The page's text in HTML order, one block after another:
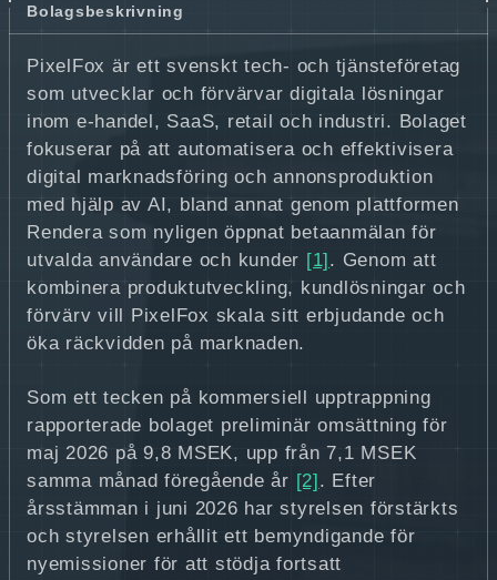
Bolagsbeskrivning
PixelFox är ett svenskt tech- och tjänsteföretag
som utvecklar och förvärvar digitala lösningar
inom e-handel, SaaS, retail och industri. Bolaget
fokuserar på att automatisera och effektivisera
digital marknadsföring och annonsproduktion
med hjälp av AI, bland annat genom plattformen
Rendera som nyligen öppnat betaanmälan för
utvalda användare och kunder [1] . Genom att
kombinera produktutveckling, kundlösningar och
förvärv vill PixelFox skala sitt erbjudande och
öka räckvidden på marknaden.
Som ett tecken på kommersiell upptrappning
rapporterade bolaget preliminär omsättning för
maj 2026 på 9,8 MSEK, upp från 7,1 MSEK
samma månad föregående år [2] . Efter
årsstämman i juni 2026 har styrelsen förstärkts
och styrelsen erhållit ett bemyndigande för
nyemissioner för att stödja fortsatt